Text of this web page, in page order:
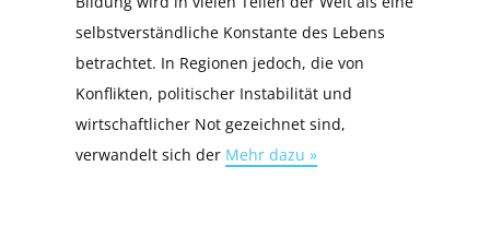
selbstverständliche Konstante des Lebens
betrachtet. In Regionen jedoch, die von
Konflikten, politischer Instabilität und
wirtschaftlicher Not gezeichnet sind,
verwandelt sich der Mehr dazu »